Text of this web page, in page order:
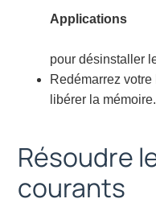
Applications
pour désinstaller
Redémarrez
libérer la mémoire.
Résoudre
courants